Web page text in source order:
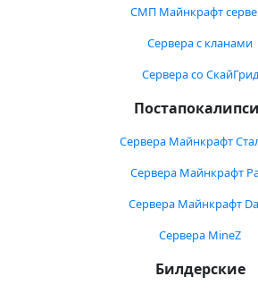
СМП Майнкрафт
Сервера с кланами
Сервера со СкайГрид
Сервера Майнкрафт
Сервера Майнкрафт
Сервера Майнкрафт
Сервера MineZ
Билдерские